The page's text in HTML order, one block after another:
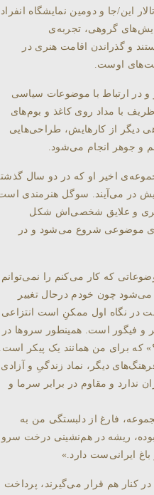
اين/جا و دومین نمایشگاه
گروهی، تجربه‌ی
و گذراندن اقامت هنری در
اوست.
و در ارتباط با موضوعات سیاسی
با مداد روی کاغذ و بوم‌های
دیگر از کارهایش، طراحی‌هایی
و جوهر انجام می‌شود.
اخیر او که در دو سال
در می‌آیند. سوگل هنرمندی
و علايق شخصی‌اش شکل
موضوعی شروع می‌شود و در
که کار می‌کنم را نمی‌توانم
می‌شود چون خودم درحال تغییر
در نگاه اول ممکنِ است انتزاعی
و فیگور است. همینطور سروها در
که برای من همانند يک پيکر
دیگر، نماد زندگیِ و آزادی
و مقاوم در برابر سرما و
فارغ از دلبستگی من به
ريشه در هم‌نشينی درخت سرو
باغ ايرانی‌ست دارد.»
کنار هم قرار می‌گیرند، پرداخت